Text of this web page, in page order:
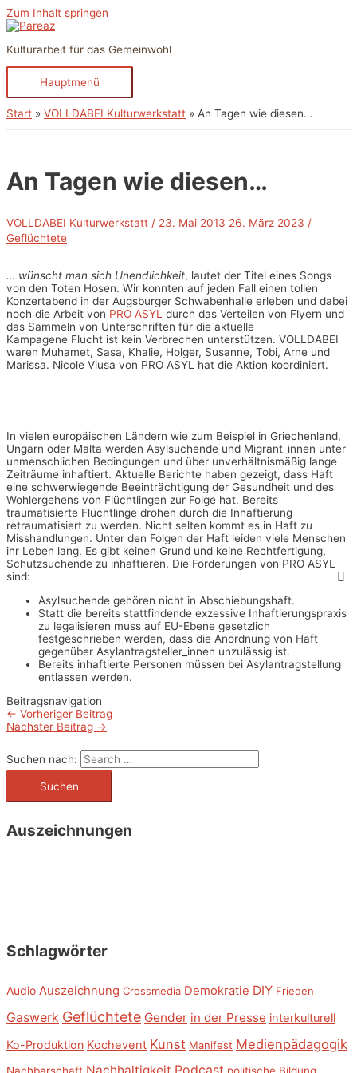
Zum Inhalt springen
Kulturarbeit für das Gemeinwohl
Hauptmenü
Start VOLLDABEI Kulturwerkstatt An Tagen wie diesen…
An Tagen wie diesen…
VOLLDABEI Kulturwerkstatt / 23. Mai 2013 26. März 2023 /
Geflüchtete
… wünscht man sich Unendlichkeit, lautet der Titel eines Songs
von den Toten Hosen. Wir konnten auf jeden Fall einen tollen
Konzertabend in der Augsburger Schwabenhalle erleben und dabei
noch die Arbeit von PRO ASYL durch das Verteilen von Flyern und
das Sammeln von Unterschriften für die aktuelle
Kampagene Flucht ist kein Verbrechen unterstützen. VOLLDABEI
waren Muhamet, Sasa, Khalie, Holger, Susanne, Tobi, Arne und
Marissa. Nicole Viusa von PRO ASYL hat die Aktion koordiniert.
In vielen europäischen Ländern wie zum Beispiel in Griechenland,
Ungarn oder Malta werden Asylsuchende und Migrant_innen unter
unmenschlichen Bedingungen und über unverhältnismäßig lange
Zeiträume inhaftiert. Aktuelle Berichte haben gezeigt, dass Haft
eine schwerwiegende Beeinträchtigung der Gesundheit und des
Wohlergehens von Flüchtlingen zur Folge hat. Bereits
traumatisierte Flüchtlinge drohen durch die Inhaftierung
retraumatisiert zu werden. Nicht selten kommt es in Haft zu
Misshandlungen. Unter den Folgen der Haft leiden viele Menschen
ihr Leben lang. Es gibt keinen Grund und keine Rechtfertigung,
Schutzsuchende zu inhaftieren. Die Forderungen von PRO ASYL
sind:
Asylsuchende gehören nicht in Abschiebungshaft.
Statt die bereits stattfindende exzessive Inhaftierungspraxis
zu legalisieren muss auf EU-Ebene gesetzlich
festgeschrieben werden, dass die Anordnung von Haft
gegenüber Asylantragsteller_innen unzulässig ist.
Bereits inhaftierte Personen müssen bei Asylantragstellung
entlassen werden.
Beitragsnavigation
← Vorheriger Beitrag
Nächster Beitrag →
Suchen nach:
Auszeichnungen
Schlagwörter
Audio Auszeichnung Crossmedia Demokratie DIY Frieden
Gaswerk Geflüchtete Gender in der Presse interkulturell
Ko-Produktion Kochevent Kunst Manifest Medienpädagogik
Nachbarschaft politische Bildung